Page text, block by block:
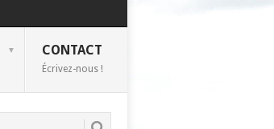
CONTACT
Écrivez-nous !